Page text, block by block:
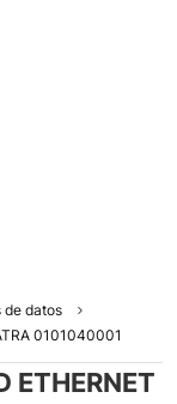
de datos
0101040001
ETHERNET